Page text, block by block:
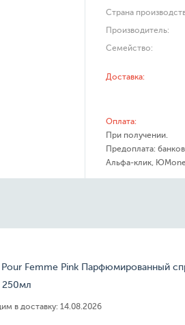
Страна
Производитель:
Семейство:
Доставка:
Оплата:
При получении.
Предоплата:
Альфа-клик,
Femme Pink Парфюмированный
250мл
в доставку: 14.08.2026